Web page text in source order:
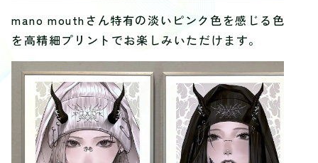
mano mouthさん特有の淡いピンク色を感じる色彩
を高精細プリントでお楽しみいただけます。